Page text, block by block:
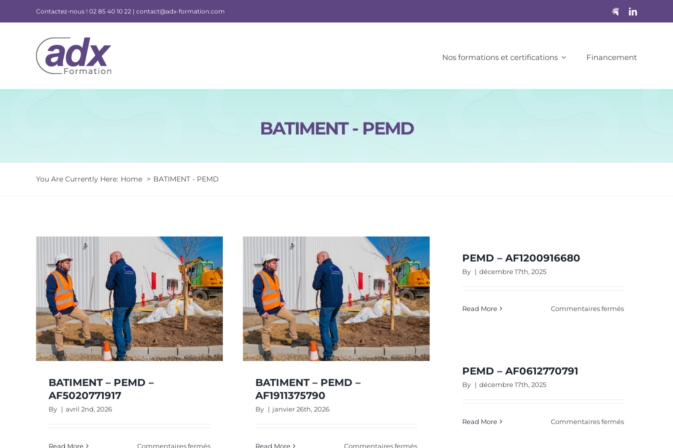
Contactez-nous ! 02 85 40 10 22 | contact@adx-formation.com
Nos formations et certifications Financement
BATIMENT - PEMD
You Are Currently Here: Home BATIMENT - PEMD
BATIMENT – PEMD –
AF5020771917
By | avril 2nd, 2026
Read More Commentaires ferméssur
BATIMENT – PEMD –
AF1911375790
BATIMENT – PEMD –
AF1911375790
By | janvier 26th, 2026
Read More Commentaires ferméssur
PEMD – AF1200916680
By | décembre 17th, 2025
Read More Commentaires ferméssur
PEMD – AF0612770791
By | décembre 17th, 2025
Read More Commentaires ferméssur